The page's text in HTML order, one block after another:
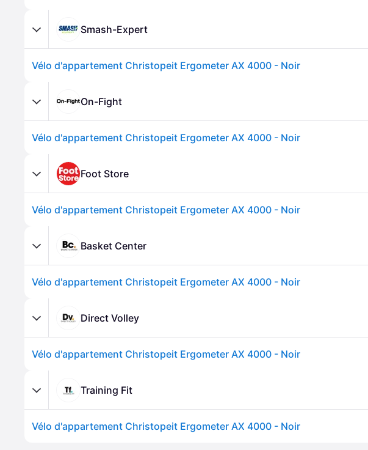
Smash-Expert
Vélo d'appartement Christopeit Ergometer AX 4000 - Noir
On-Fight
Vélo d'appartement Christopeit Ergometer AX 4000 - Noir
Foot Store
Vélo d'appartement Christopeit Ergometer AX 4000 - Noir
Basket Center
Vélo d'appartement Christopeit Ergometer AX 4000 - Noir
Direct Volley
Vélo d'appartement Christopeit Ergometer AX 4000 - Noir
Training Fit
Vélo d'appartement Christopeit Ergometer AX 4000 - Noir